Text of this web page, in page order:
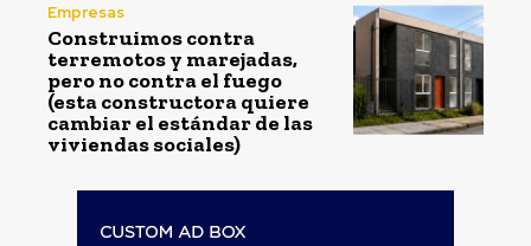
Empresas
Construimos contra
terremotos y marejadas,
pero no contra el fuego
(esta constructora quiere
cambiar el estándar de las
viviendas sociales)